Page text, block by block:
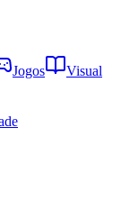
Jogos
Visual